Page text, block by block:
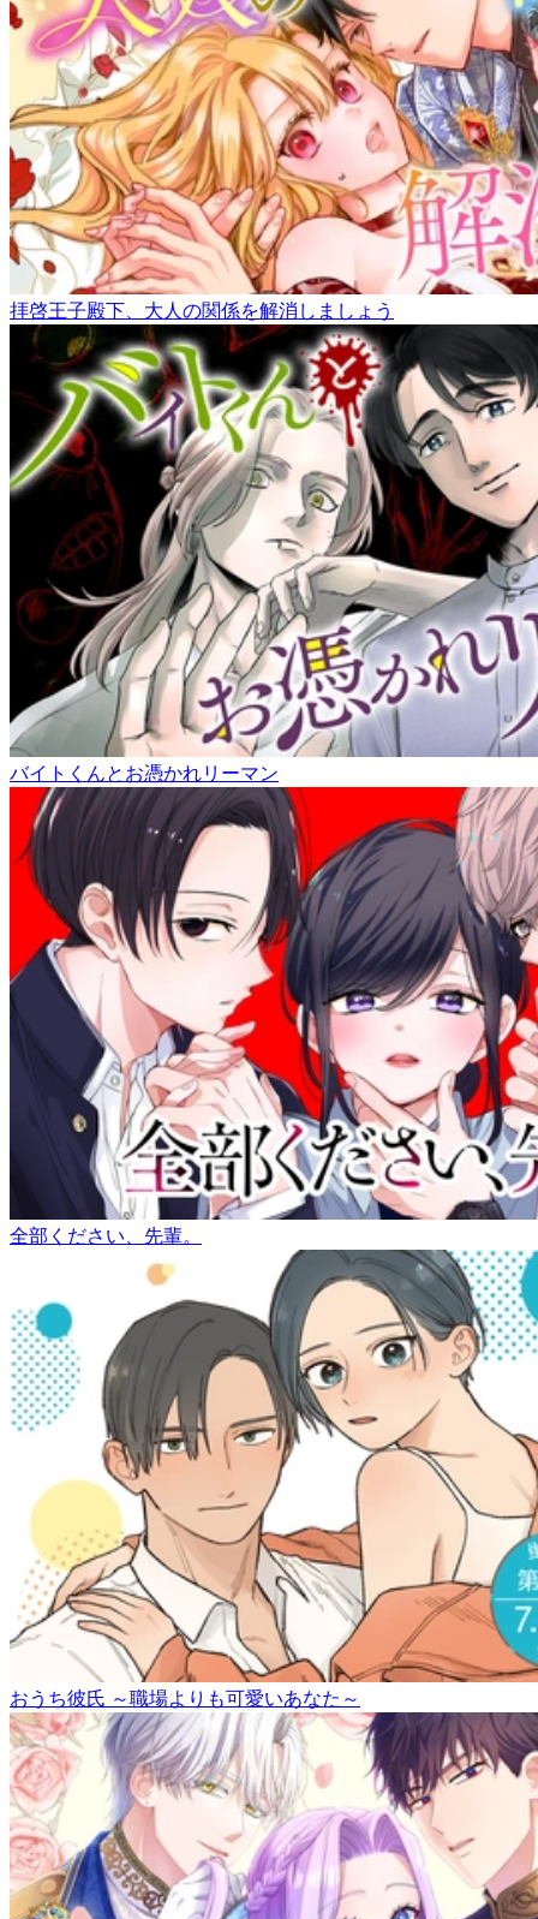
拝啓王子殿下、大人の関係を解消しましょう
バイトくんとお憑かれリーマン
全部ください、先輩。
おうち彼氏 ～職場よりも可愛いあなた～